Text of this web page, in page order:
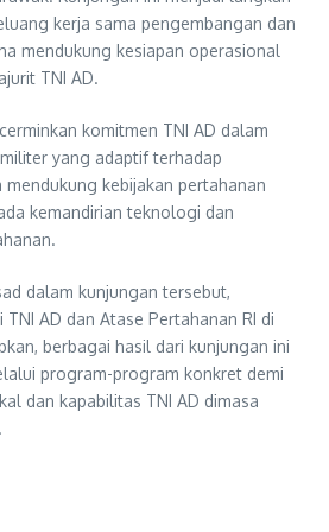
kerja sama pengembangan dan
mendukung kesiapan operasional
TNI AD.
komitmen TNI AD dalam
yang adaptif terhadap
kebijakan pertahanan
kemandirian teknologi dan
dalam kunjungan tersebut,
AD dan Atase Pertahanan RI di
berbagai hasil dari kunjungan ini
program-program konkret demi
dan kapabilitas TNI AD dimasa